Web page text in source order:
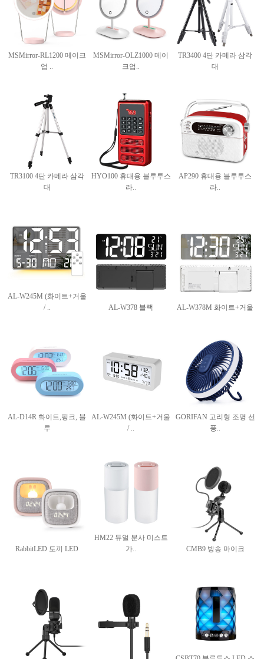
MSMirror-RL1200 메이크
업 ..
MSMirror-OLZ1000 메이
크업..
TR3400 4단 카메라 삼각
대
TR3100 4단 카메라 삼각
대
HYO100 휴대용 블루투스
라..
AP290 휴대용 블루투스
라..
AL-W245M (화이트+거울
/ ..
AL-W378 블랙 AL-W378M 화이트+거울
AL-D14R 화이트,핑크, 블
루
AL-W245M (화이트+거울
/ ..
GORIFAN 고리형 조명 선
풍..
RabbitLED 토끼 LED
HM22 듀얼 분사 미스트
가..
CMB9 방송 마이크